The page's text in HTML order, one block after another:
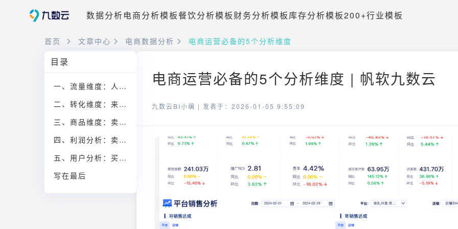
数据分析电商分析模板餐饮分析模板财务分析模板库存分析模板200+行业模板
首页 文章中心 电商数据分析 电商运营必备的5个分析维度
目录
一、流量维度：人从哪里来，质量好不好
二、转化维度：来了之后，买不买
三、商品维度：卖什么，谁在贡献销量
四、利润分析：卖得越多，反而越危险吗？
五、用户分析：买一次，还是会一直买
写在最后
电商运营必备的5个分析维度 | 帆软九数云
九数云BI小编 | 发表于：2026-01-05 9:55:09